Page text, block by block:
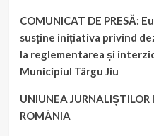
COMUNICAT DE PRESĂ:
susține inițiativa privind
la reglementarea și
Municipiul Târgu Jiu
UNIUNEA JURNALIȘTILOR
ROMÂNIA